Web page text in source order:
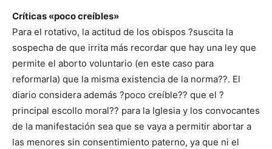
Críticas «poco creíbles»
Para el rotativo, la actitud de los obispos ?suscita la
sospecha de que irrita más recordar que hay una ley que
permite el aborto voluntario (en este caso para
reformarla) que la misma existencia de la norma??. El
diario considera además ?poco creíble?? que el ?
principal escollo moral?? para la Iglesia y los convocantes
de la manifestación sea que se vaya a permitir abortar a
las menores sin consentimiento paterno, ya que ni el